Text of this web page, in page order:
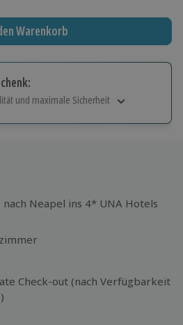
Warenkorb
und maximale Sicherheit
einlösbar.
Neapel ins 4* UNA Hotels
Check-out (nach Verfügbarkeit